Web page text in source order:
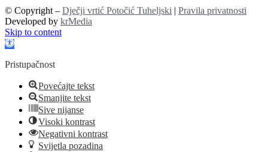
© Copyright – Dječji vrtić Potočić Tuheljski | Pravila privatnosti
Developed by krMedia
Skip to content
Open toolbar
Pristupačnost
Povećajte tekst
Smanjite tekst
Sive nijanse
Visoki kontrast
Negativni kontrast
Svijetla pozadina